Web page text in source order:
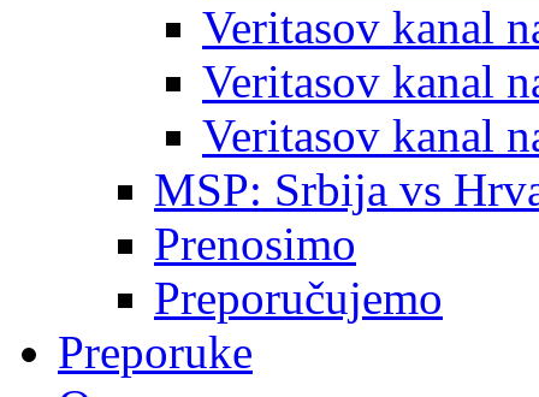
Veritasov kanal
Veritasov kanal
Veritasov kanal
MSP: Srbija vs
Prenosimo
Preporučujemo
Preporuke